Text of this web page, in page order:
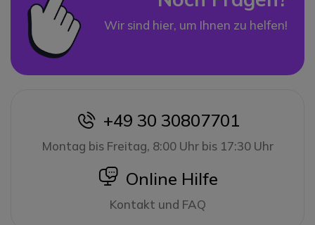
Wir sind hier, um Ihnen zu helfen!
icon
+49 30 30807701
Montag bis Freitag, 8:00 Uhr bis 17:30 Uhr
icon
Online Hilfe
Kontakt und FAQ